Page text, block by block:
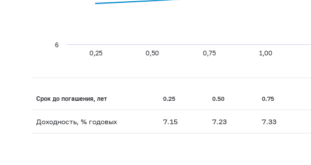
0,25 0,50 0,75 1,00
6
Срок до погашения, лет 0.25 0.50 0.75
Доходность, % годовых 7.15 7.23 7.33